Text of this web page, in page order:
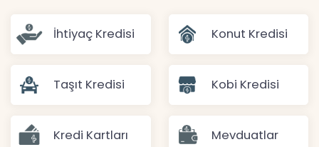
İhtiyaç Kredisi Konut Kredisi
Taşıt Kredisi Kobi Kredisi
Kredi Kartları Mevduatlar